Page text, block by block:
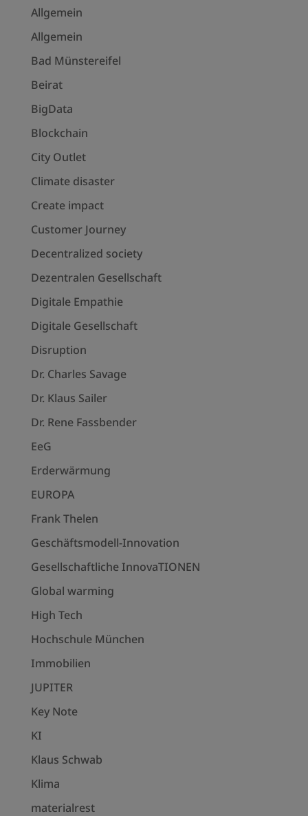
Allgemein
Allgemein
Bad Münstereifel
Beirat
BigData
Blockchain
City Outlet
Climate disaster
Create impact
Customer Journey
Decentralized society
Dezentralen Gesellschaft
Digitale Empathie
Digitale Gesellschaft
Disruption
Dr. Charles Savage
Dr. Klaus Sailer
Dr. Rene Fassbender
EeG
Erderwärmung
EUROPA
Frank Thelen
Geschäftsmodell-Innovation
Gesellschaftliche InnovaTIONEN
Global warming
High Tech
Hochschule München
Immobilien
JUPITER
Key Note
KI
Klaus Schwab
Klima
materialrest